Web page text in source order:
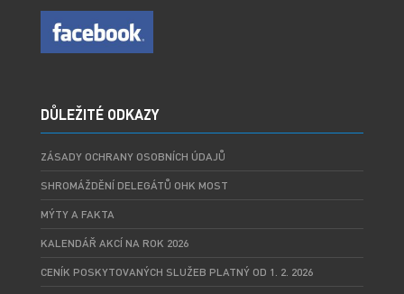
DŮLEŽITÉ ODKAZY
ZÁSADY OCHRANY OSOBNÍCH ÚDAJŮ
SHROMÁŽDĚNÍ DELEGÁTŮ OHK MOST
MÝTY A FAKTA
KALENDÁŘ AKCÍ NA ROK 2026
CENÍK POSKYTOVANÝCH SLUŽEB PLATNÝ OD 1. 2. 2026